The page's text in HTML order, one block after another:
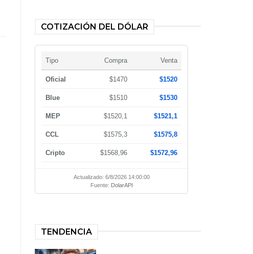
COTIZACIÓN DEL DÓLAR
Tipo Compra Venta
Oficial $1470 $1520
Blue $1510 $1530
MEP $1520,1 $1521,1
CCL $1575,3 $1575,8
Cripto $1568,96 $1572,96
Actualizado: 6/8/2026 14:00:00
Fuente: DolarAPI
TENDENCIA